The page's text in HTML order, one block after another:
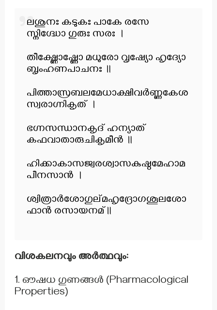
ലശുനഃ കടുകഃ പാകേ രസേ
സ്നിഗ്ദ്ധോ ഗുരുഃ സരഃ ।
തീക്ഷ്ണോഷ്ണോ മധുരോ വൃഷ്യോ ഹൃദ്യോ
ബൃംഹണപാചനഃ ॥
പിത്താസ്രബലമേധാക്ഷിവർണ്ണകേശ
സ്വരാഗ്നികൃത് ।
ഭഗ്നസന്ധാനകൃദ് ഹന്യാത്
കഫവാതാരുചികൃമീൻ ॥
ഹിക്കാകാസജ്വരശ്വാസകുഷ്ഠമേഹാമ
പീനസാൻ ।
ശ്വിത്രാർശോഗുല്മഹൃദ്രോഗശൂലശോ
ഫാൻ രസായനമ്॥
വിശകലനവും അർത്ഥവും:
1. ഔഷധ ഗുണങ്ങൾ (Pharmacological
Properties)